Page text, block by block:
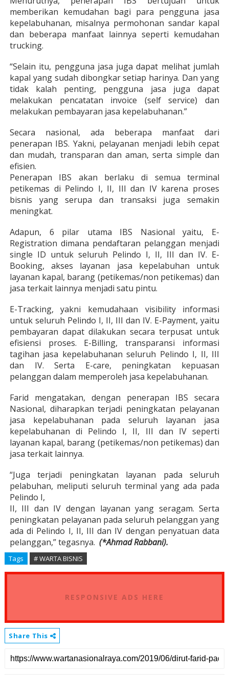
memberikan kemudahan bagi para pengguna jasa
kepelabuhanan, misalnya permohonan sandar kapal
dan beberapa manfaat lainnya seperti kemudahan
trucking.
“Selain itu, pengguna jasa juga dapat melihat jumlah
kapal yang sudah dibongkar setiap harinya. Dan yang
tidak kalah penting, pengguna jasa juga dapat
melakukan pencatatan invoice (self service) dan
melakukan pembayaran jasa kepelabuhanan.”
Secara nasional, ada beberapa manfaat dari
penerapan IBS. Yakni, pelayanan menjadi lebih cepat
dan mudah, transparan dan aman, serta simple dan
efisien.
Penerapan IBS akan berlaku di semua terminal
petikemas di Pelindo I, II, III dan IV karena proses
bisnis yang serupa dan transaksi juga semakin
meningkat.
Adapun, 6 pilar utama IBS Nasional yaitu, E-
Registration dimana pendaftaran pelanggan menjadi
single ID untuk seluruh Pelindo I, II, III dan IV. E-
Booking, akses layanan jasa kepelabuhan untuk
layanan kapal, barang (petikemas/non petikemas) dan
jasa terkait lainnya menjadi satu pintu.
E-Tracking, yakni kemudahaan visibility informasi
untuk seluruh Pelindo I, II, III dan IV. E-Payment, yaitu
pembayaran dapat dilakukan secara terpusat untuk
efisiensi proses. E-Billing, transparansi informasi
tagihan jasa kepelabuhanan seluruh Pelindo I, II, III
dan IV. Serta E-care, peningkatan kepuasan
pelanggan dalam memperoleh jasa kepelabuhanan.
Farid mengatakan, dengan penerapan IBS secara
Nasional, diharapkan terjadi peningkatan pelayanan
jasa kepelabuhanan pada seluruh layanan jasa
kepelabuhanan di Pelindo I, II, III dan IV seperti
layanan kapal, barang (petikemas/non petikemas) dan
jasa terkait lainnya.
“Juga terjadi peningkatan layanan pada seluruh
pelabuhan, meliputi seluruh terminal yang ada pada
Pelindo I,
II, III dan IV dengan layanan yang seragam. Serta
peningkatan pelayanan pada seluruh pelanggan yang
ada di Pelindo I, II, III dan IV dengan penyatuan data
pelanggan,” tegasnya. (*Ahmad Rabbani).
Tags # WARTA BISNIS
RESPONSIVE ADS HERE
Share This